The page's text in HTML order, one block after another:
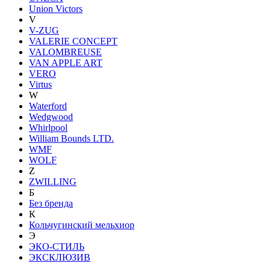
Union Victors
V
V-ZUG
VALERIE CONCEPT
VALOMBREUSE
VAN APPLE ART
VERO
Virtus
W
Waterford
Wedgwood
Whirlpool
William Bounds LTD.
WMF
WOLF
Z
ZWILLING
Б
Без бренда
К
Кольчугинский мельхиор
Э
ЭКО-СТИЛЬ
ЭКСКЛЮЗИВ